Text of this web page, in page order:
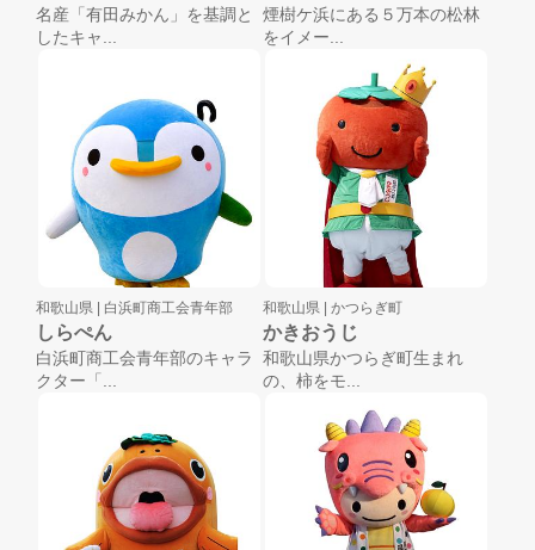
名産「有田みかん」を基調と
したキャ...
煙樹ケ浜にある５万本の松林
をイメー...
和歌山県 | 白浜町商工会青年部
しらぺん
白浜町商工会青年部のキャラ
クター「...
和歌山県 | かつらぎ町
かきおうじ
和歌山県かつらぎ町生まれ
の、柿をモ...